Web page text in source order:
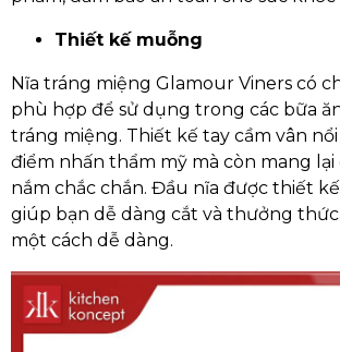
Thiết kế muỗng
Nĩa tráng miệng Glamour Viners có
phù hợp để sử dụng trong các bữa
tráng miệng. Thiết kế tay cầm vân
điểm nhấn thẩm mỹ mà còn mang lại
nắm chắc chắn. Đầu nĩa được thiết
giúp bạn dễ dàng cắt và thưởng thức
một cách dễ dàng.